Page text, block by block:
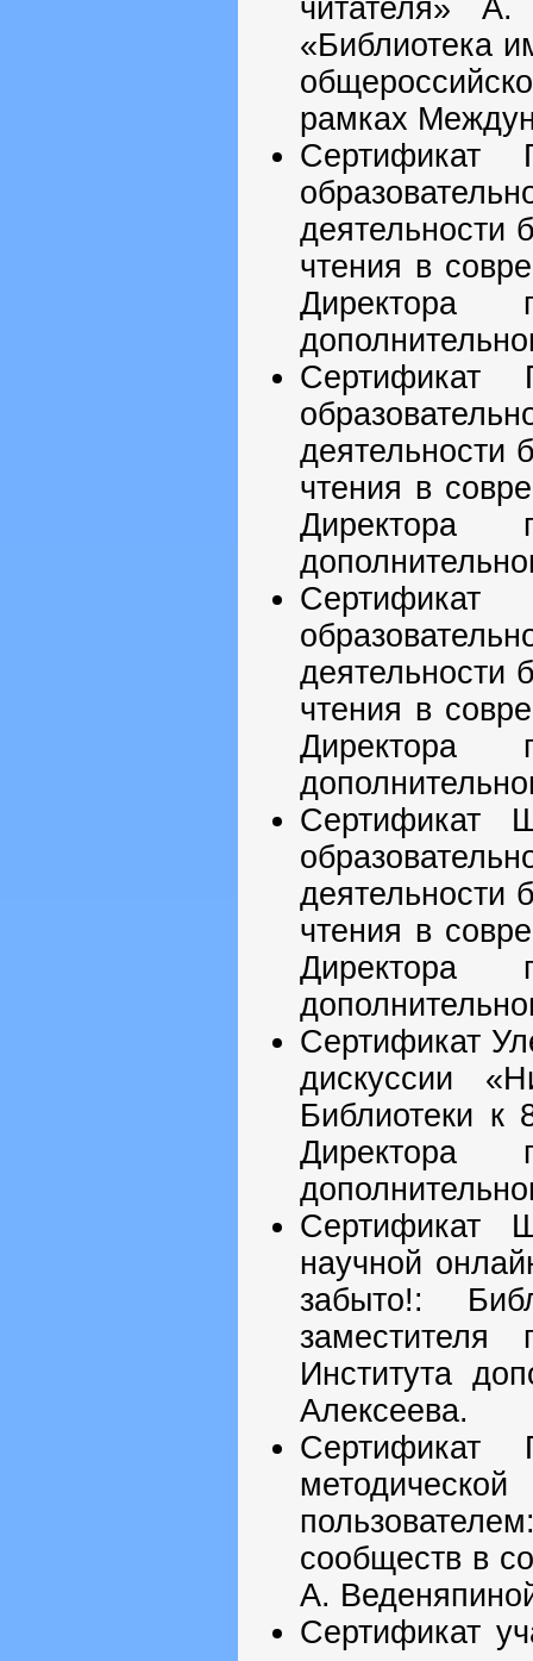
читателя»
«Библиотека
рамках
деятельности
чтения в
Директора
деятельности
чтения в
Директора
деятельности
чтения в
Директора
Сертификат
деятельности
чтения в
Директора
Сертификат
дискуссии
Библиотеки к
Директора
Сертификат
научной
забыто!:
Института
Алексеева.
сообществ в
А.
Сертификат